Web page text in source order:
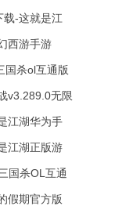
载-这就是江
西游手游
国杀ol互通版
v3.289.0无限
江湖华为手
江湖正版游
国杀OL互通
假期官方版